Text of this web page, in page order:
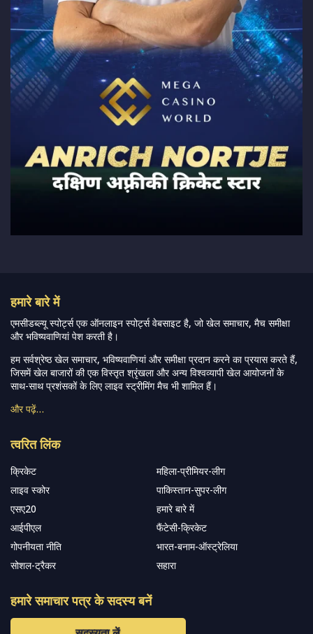
हमारे बारे में
एमसीडब्ल्यू स्पोर्ट्स एक ऑनलाइन स्पोर्ट्स वेबसाइट है, जो खेल समाचार, मैच समीक्षा
और भविष्यवाणियां पेश करती है।
हम सर्वश्रेष्ठ खेल समाचार, भविष्यवाणियां और समीक्षा प्रदान करने का प्रयास करते हैं,
जिसमें खेल बाजारों की एक विस्तृत श्रृंखला और अन्य विश्वव्यापी खेल आयोजनों के
साथ-साथ प्रशंसकों के लिए लाइव स्ट्रीमिंग मैच भी शामिल हैं।
और पढ़ें…
त्वरित लिंक
क्रिकेट
महिला-प्रीमियर-लीग
लाइव स्कोर
पाकिस्तान-सुपर-लीग
एसए20
हमारे बारे में
आईपीएल
फैंटेसी-क्रिकेट
गोपनीयता नीति
भारत-बनाम-ऑस्ट्रेलिया
सोशल-ट्रैकर
सहारा
हमारे समाचार पत्र के सदस्य बनें